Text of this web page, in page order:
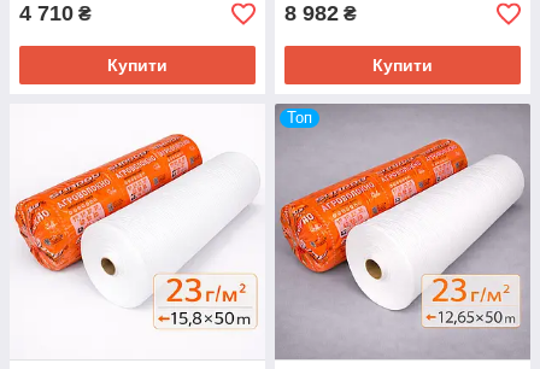
4 710 ₴
Купити
8 982 ₴
Купити
Топ